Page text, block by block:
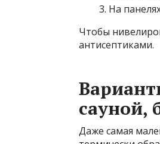
На
Чтобы
антисептиками.
сауной,
Даже самая